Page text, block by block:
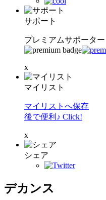
サポート
プレミアムサポーター
x
マイリスト
マイリストへ保存
後で便利♪ Click!
x
シェア
デカンス